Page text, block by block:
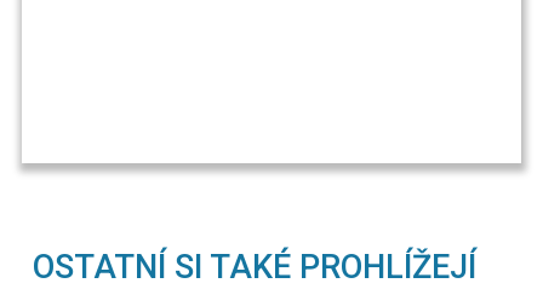
OSTATNÍ SI TAKÉ PROHLÍŽEJÍ